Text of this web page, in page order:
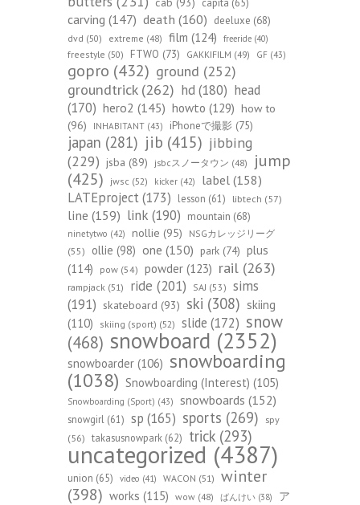
capita (65)
carving (147) death (160) deeluxe (68)
dvd (50) extreme (48) film (124) freeride (40)
freestyle (50) FTWO (73) GAKKIFILM (49) GF (43)
gopro (432) ground (252)
groundtrick(262) hd(180) head
(170) hero2 (145) howto (129) how to
(96)
INHABITANT (43) iPhoneで撮影 (75)
japan (281) jib (415) jibbing
(229) jsba (89) jsbcスノータウン (48)
jump
(425)
jwsc (52) kicker (42) label (158)
LATEproject(173) lesson (61) libtech (57)
line (159) link (190) mountain (68)
ninetytwo (42) nollie (95)
NSGカレッジリーグ
(55)
ollie (98) one (150) park (74) plus
(114)
pow (54) powder (123) rail (263)
rampjack (51) ride (201) SAJ (53) sims
(191) skateboard (93) ski (308) skiing
(110)
skiing (sport) (52) slide (172) snow
(468) snowboard (2352)
snowboarder (106) snowboarding
(1038) Snowboarding (Interest) (105)
Snowboarding (Sport) (43) snowboards (152)
snowgirl (61) sp (165) sports (269)
spy
(56) takasusnowpark (62) trick (293)
uncategorized (4387)
union (65) video (41) WACON (51) winter
(398) works (115) wow (48) ばんけい (38)
ア